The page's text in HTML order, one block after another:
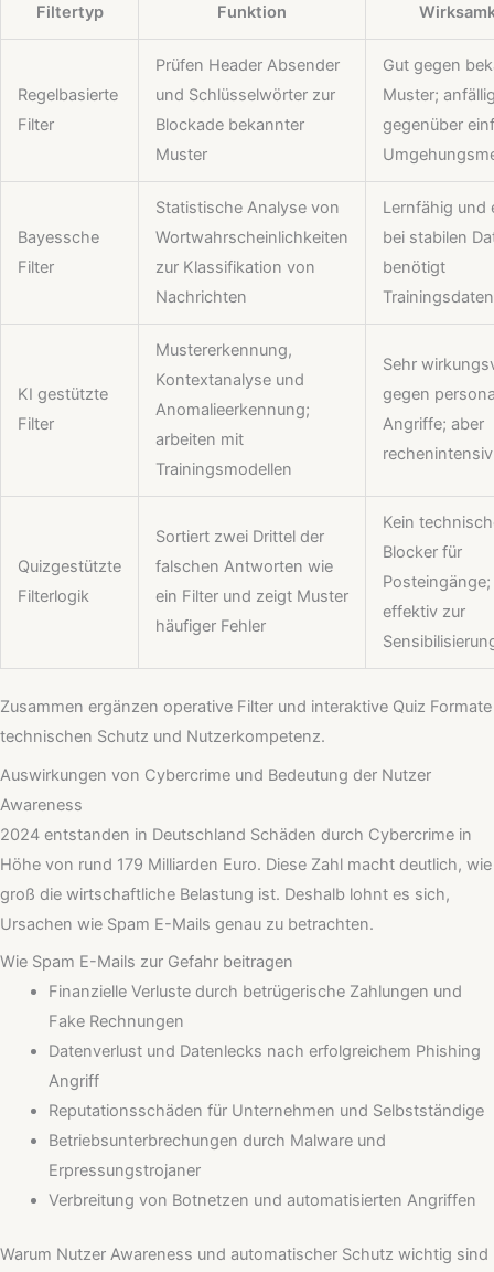
Filtertyp Funktion
Regelbasierte
Filter
Prüfen Header Absender
und Schlüsselwörter zur
Blockade bekannter
Muster
Gut gegen
Muster;
gegenüber
Bayessche
Filter
Statistische Analyse von
Wortwahrscheinlichkeiten
zur Klassifikation von
Nachrichten
Lernfähig und
bei stabilen
benötigt
Trainingsdaten
KI gestützte
Filter
Mustererkennung,
Kontextanalyse und
Anomalieerkennung;
arbeiten mit
Trainingsmodellen
Sehr
gegen
Angriffe; aber
rechenintensiv
Quizgestützte
Filterlogik
Sortiert zwei Drittel der
falschen Antworten wie
ein Filter und zeigt Muster
häufiger Fehler
Kein
Blocker für
effektiv zur
Zusammen ergänzen operative Filter und interaktive Quiz Formate
technischen Schutz und Nutzerkompetenz.
Auswirkungen von Cybercrime und Bedeutung der Nutzer
Awareness
2024 entstanden in Deutschland Schäden durch Cybercrime in
Höhe von rund 179 Milliarden Euro. Diese Zahl macht deutlich, wie
groß die wirtschaftliche Belastung ist. Deshalb lohnt es sich,
Ursachen wie Spam E-Mails genau zu betrachten.
Wie Spam E-Mails zur Gefahr beitragen
Finanzielle Verluste durch betrügerische Zahlungen und
Fake Rechnungen
Datenverlust und Datenlecks nach erfolgreichem Phishing
Angriff
Reputationsschäden für Unternehmen und Selbstständige
Betriebsunterbrechungen durch Malware und
Erpressungstrojaner
Verbreitung von Botnetzen und automatisierten Angriffen
Warum Nutzer Awareness und automatischer Schutz wichtig sind